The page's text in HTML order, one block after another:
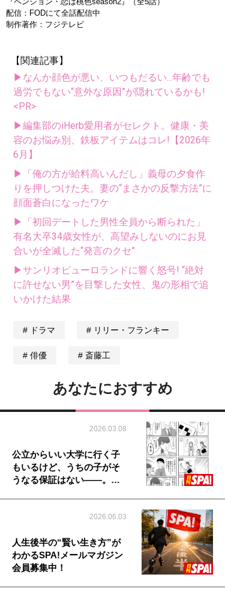
配信：FODにて全話配信中
制作著作：フジテレビ
【関連記事】
▶なんか顔色が悪い、いつもだるい...年齢でも
過労でもない“意外な原因”が隠れているかも!
<PR>
▶編集部のiHerb愛用者がセレクト。健康・美
容のお悩み別、鉄板アイテムはコレ!【2026年
6月】
▶「俺の方が給料高いんだし」義母の夕食作
りを押しつけた夫。妻の“まさかの反撃方法”に
顔面蒼白になったワケ
▶「初回デートした男性全員から断られた」
有名大卒34歳女性が、高望みしないのにお見
合いが全滅した“発言のクセ”
▶サンリオピューロランドに響く怒号! “絶対
に許せない男”を目撃した女性、鬼の形相で追
いかけた結果
ドラマ リリー・フランキー
俳優 斎藤工
あなたにおすすめ
2026.03.08
公立からいい大学に行く子
もいるけど、うちの子がそ
うなる保証はない――。…
2026.06.03
人生後半の“賢い生き方”が
わかるSPA!メールマガジン
会員募集中！